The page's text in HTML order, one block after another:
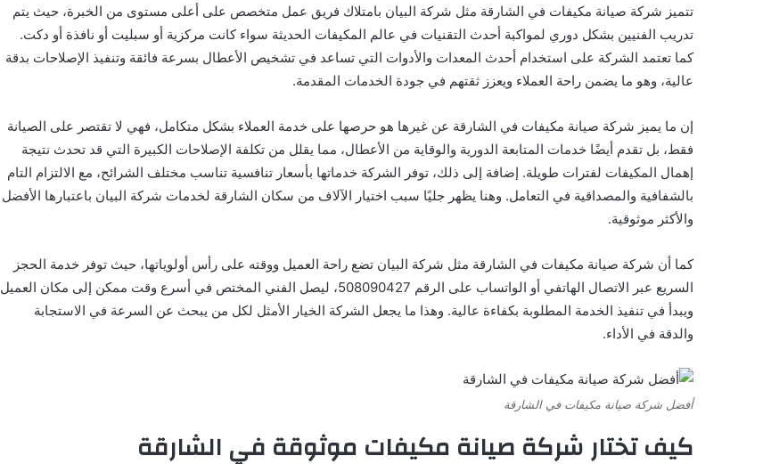
تتميز شركة صيانة مكيفات في الشارقة مثل شركة البيان بامتلاك فريق عمل متخصص على أعلى مستوى من الخبرة، حيث يتم
تدريب الفنيين بشكل دوري لمواكبة أحدث التقنيات في عالم المكيفات الحديثة سواء كانت مركزية أو سبليت أو نافذة أو دكت.
كما تعتمد الشركة على استخدام أحدث المعدات والأدوات التي تساعد في تشخيص الأعطال بسرعة فائقة وتنفيذ الإصلاحات بدقة
عالية، وهو ما يضمن راحة العملاء ويعزز ثقتهم في جودة الخدمات المقدمة.
إن ما يميز شركة صيانة مكيفات في الشارقة عن غيرها هو حرصها على خدمة العملاء بشكل متكامل، فهي لا تقتصر على الصيانة
فقط، بل تقدم أيضًا خدمات المتابعة الدورية والوقاية من الأعطال، مما يقلل من تكلفة الإصلاحات الكبيرة التي قد تحدث نتيجة
إهمال المكيفات لفترات طويلة. إضافة إلى ذلك، توفر الشركة خدماتها بأسعار تنافسية تناسب مختلف الشرائح، مع الالتزام التام
بالشفافية والمصداقية في التعامل. وهنا يظهر جليًا سبب اختيار الآلاف من سكان الشارقة لخدمات شركة البيان باعتبارها الأفضل
والأكثر موثوقية.
كما أن شركة صيانة مكيفات في الشارقة مثل شركة البيان تضع راحة العميل ووقته على رأس أولوياتها، حيث توفر خدمة الحجز
السريع عبر الاتصال الهاتفي أو الواتساب على الرقم 508090427، ليصل الفني المختص في أسرع وقت ممكن إلى مكان العميل
ويبدأ في تنفيذ الخدمة المطلوبة بكفاءة عالية. وهذا ما يجعل الشركة الخيار الأمثل لكل من يبحث عن السرعة في الاستجابة
والدقة في الأداء.
أفضل شركة صيانة مكيفات في الشارقة
كيف تختار شركة صيانة مكيفات موثوقة في الشارقة